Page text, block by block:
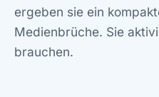
ergeben sie ein
Medienbrüche. Sie
brauchen.